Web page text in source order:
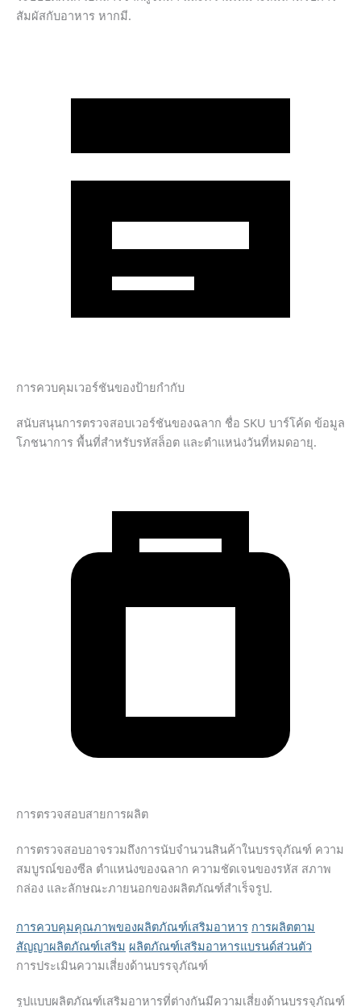
สัมผัสกับอาหาร หากมี.
การควบคุมเวอร์ชันของป้ายกำกับ
สนับสนุนการตรวจสอบเวอร์ชันของฉลาก ชื่อ SKU บาร์โค้ด ข้อมูล
โภชนาการ พื้นที่สำหรับรหัสล็อต และตำแหน่งวันที่หมดอายุ.
การตรวจสอบสายการผลิต
การตรวจสอบอาจรวมถึงการนับจำนวนสินค้าในบรรจุภัณฑ์ ความ
สมบูรณ์ของซีล ตำแหน่งของฉลาก ความชัดเจนของรหัส สภาพ
กล่อง และลักษณะภายนอกของผลิตภัณฑ์สำเร็จรูป.
การควบคุมคุณภาพของผลิตภัณฑ์เสริมอาหาร การผลิตตาม
สัญญาผลิตภัณฑ์เสริม ผลิตภัณฑ์เสริมอาหารแบรนด์ส่วนตัว
การประเมินความเสี่ยงด้านบรรจุภัณฑ์
รูปแบบผลิตภัณฑ์เสริมอาหารที่ต่างกันมีความเสี่ยงด้านบรรจุภัณฑ์